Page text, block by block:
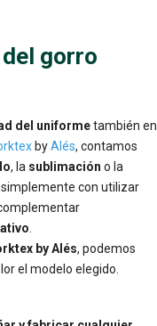
gorro
del uniformetambién en
byAlés, contamos
, la sublimación o la
simplemente con utilizar
by Alés, podemos
el modelo elegido.